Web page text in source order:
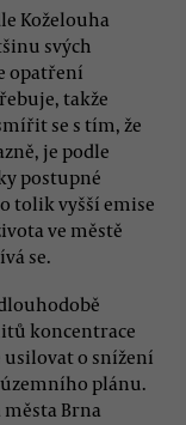
Koželouha
svých
opatření
takže
se s tím, že
je podle
postupné
tolik vyšší emise
ve městě
se.
koncentrace
usilovat o snížení
plánu.
Brna